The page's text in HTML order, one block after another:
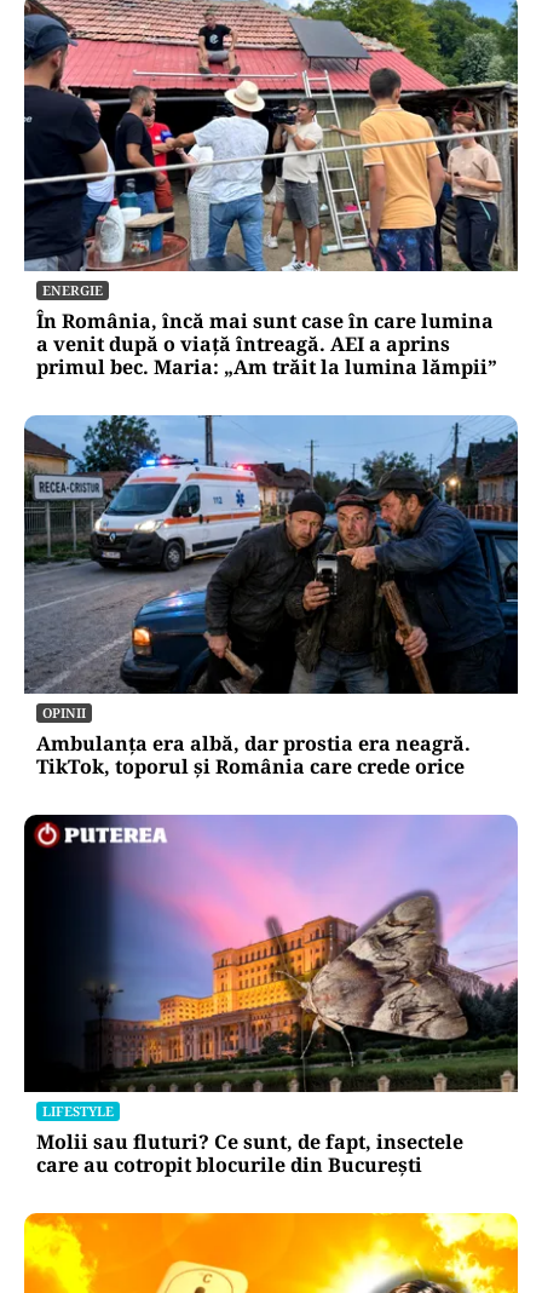
ENERGIE
În România, încă mai sunt case în care lumina
a venit după o viață întreagă. AEI a aprins
primul bec. Maria: „Am trăit la lumina lămpii”
OPINII
Ambulanța era albă, dar prostia era neagră.
TikTok, toporul și România care crede orice
LIFESTYLE
Molii sau fluturi? Ce sunt, de fapt, insectele
care au cotropit blocurile din București